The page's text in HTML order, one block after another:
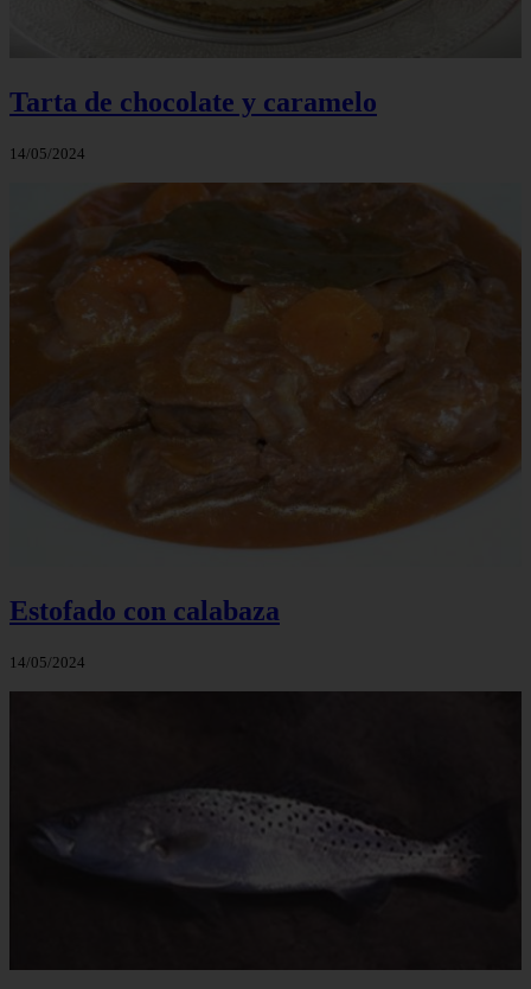
Tarta de chocolate y caramelo
14/05/2024
Estofado con calabaza
14/05/2024